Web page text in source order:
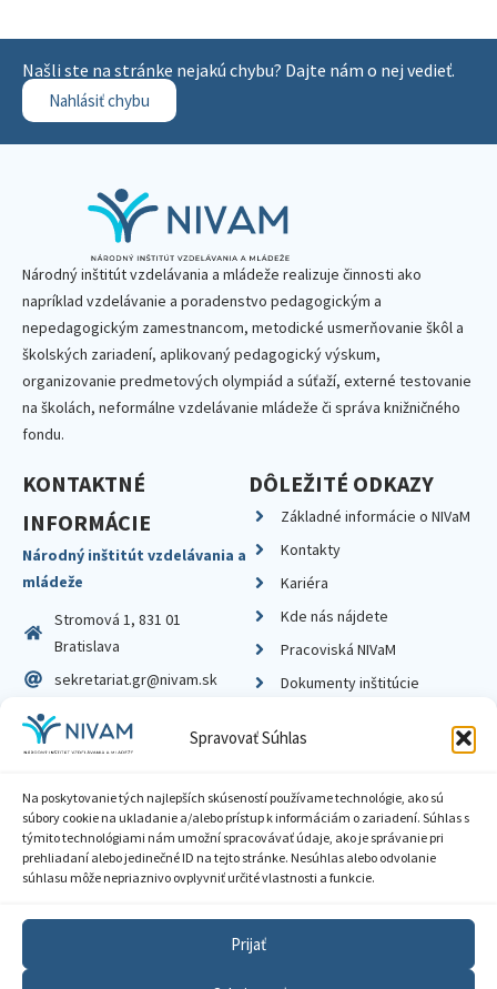
Spravovať Súhlas
Na poskytovanie tých najlepších skúseností používame technológie, ako sú
súbory cookie na ukladanie a/alebo prístup k informáciám o zariadení. Súhlas s
týmito technológiami nám umožní spracovávať údaje, ako je správanie pri
prehliadaní alebo jedinečné ID na tejto stránke. Nesúhlas alebo odvolanie
súhlasu môže nepriaznivo ovplyvniť určité vlastnosti a funkcie.
Prijať
Našli ste na stránke nejakú chybu? Dajte nám o nej vedieť.
Nahlásiť chybu
Národný inštitút vzdelávania a mládeže realizuje činnosti ako
napríklad vzdelávanie a poradenstvo pedagogickým a
nepedagogickým zamestnancom, metodické usmerňovanie škôl a
školských zariadení, aplikovaný pedagogický výskum,
organizovanie predmetových olympiád a súťaží, externé testovanie
na školách, neformálne vzdelávanie mládeže či správa knižničného
fondu.
KONTAKTNÉ
INFORMÁCIE
Národný inštitút vzdelávania a
mládeže
Stromová 1, 831 01
Bratislava
sekretariat.gr@nivam.sk
IČO: 00164348
DIČ: 2020798714
DÔLEŽITÉ ODKAZY
Základné informácie o NIVaM
Kontakty
Kariéra
Kde nás nájdete
Pracoviská NIVaM
Dokumenty inštitúcie
Zásady ochrany súkromia
Sprístupnenie informácií